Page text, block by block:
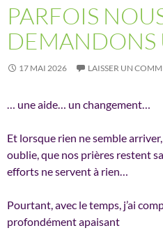
PARFOIS
DEMANDONS
17 MAI 2026 LAISSER UN
… une aide… un changement…
Et lorsque rien ne semble
oublie, que nos prières restent
efforts ne servent à rien…
Pourtant, avec le temps, j’ai
profondément apaisant